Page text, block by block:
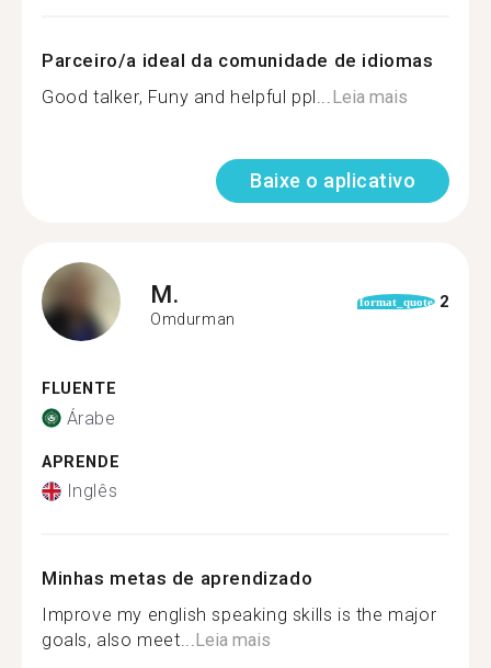
Parceiro/a ideal da comunidade de idiomas
Good talker, Funy and helpful ppl...Leia mais
Baixe o aplicativo
M.
Omdurman
format_quote 2
FLUENTE
Árabe
APRENDE
Inglês
Minhas metas de aprendizado
Improve my english speaking skills is the major
goals, also meet...Leia mais